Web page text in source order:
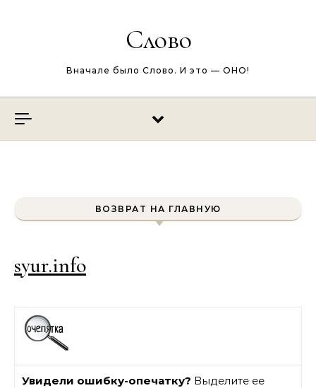
Слово
Вначале было Слово. И это — ОНО!
ВОЗВРАТ НА ГЛАВНУЮ
syur.info
Увидели ошибку-опечатку? Выделите ее